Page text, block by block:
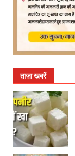
ताज़ा खबरें